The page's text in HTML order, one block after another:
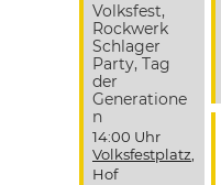
Volksfest,
Rockwerk
Schlager
Party, Tag
der
Generatione
n
14:00 Uhr
Volksfestplatz,
Hof